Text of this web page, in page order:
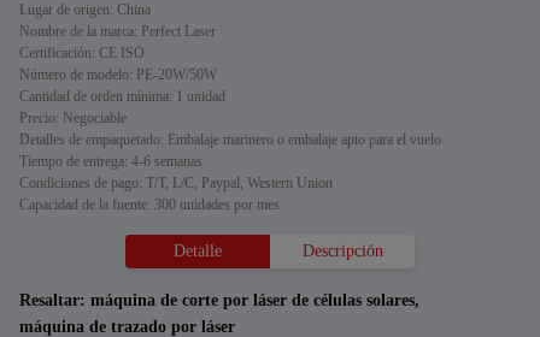
Lugar de origen: China
Nombre de la marca: Perfect Laser
Certificación: CE ISO
Número de modelo: PE-20W/50W
Cantidad de orden mínima: 1 unidad
Precio: Negociable
Detalles de empaquetado: Embalaje marinero o embalaje apto para el vuelo
Tiempo de entrega: 4-6 semanas
Condiciones de pago: T/T, L/C, Paypal, Western Union
Capacidad de la fuente: 300 unidades por mes
Detalle Descripción
Resaltar: máquina de corte por láser de células solares,
máquina de trazado por láser